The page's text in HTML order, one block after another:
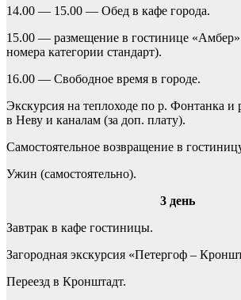
14.00 — 15.00 — Обед в кафе города.
15.00 — размещение в гостинице
номера категории стандарт).
16.00 — Свободное время в городе.
Экскурсия на теплоходе по р. Фонтанка
в Неву и каналам (за доп. плату).
Самостоятельное возвращение в
Ужин (самостоятельно).
3 день
Завтрак в кафе гостиницы.
Загородная экскурсия «Петергоф –
Переезд в Кронштадт.